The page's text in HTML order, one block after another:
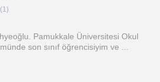
(1)
Pamukkale Üniversitesi Okul
son sınıf öğrencisiyim ve ...